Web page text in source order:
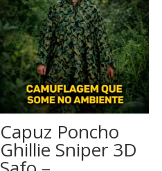
Capuz Poncho
Ghillie Sniper 3D